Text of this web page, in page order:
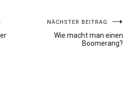
NÄCHSTER BEITRAG
Wie macht man einen
Boomerang?